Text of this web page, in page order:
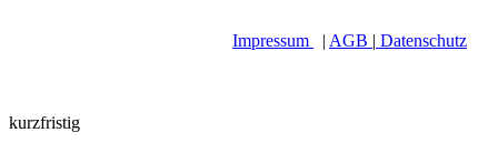
Impressum | AGB | Datenschutz
kurzfristig